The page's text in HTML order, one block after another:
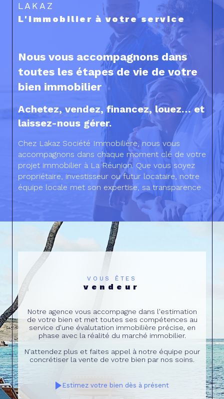
LAKAZ
L'immobilier à votre service
Nous vous accompagnons dans
toutes les étapes de vie de votre
bien immobilier
Achetez, vendez, financez, louez… et
laissez-nous gérer.
Chez Lakaz Société Immobilière, nous vous
accompagnons dans chaque moment clé de votre
projet immobilier à La Réunion. Que vous soyez
propriétaire, investisseur ou futur locataire, notre
équipe locale met son expertise, sa transparence
et sa proximité au service de votre tranquillité.
Grâce à notre approche personnalisée, nous vous
aidons à prendre les meilleures décisions pour
sécuriser, valoriser et faire évoluer votre
patrimoine. Avec Lakaz, vous bénéficiez d’un
service simple, efficace et humain, pensé pour
répondre aux besoins du marché réunionnais.
VOUS ÊTES
vendeur
Notre agence vous accompagne dans l'estimation
de votre bien et met toutes ses compétences au
service d'une évalutation immobilière précise, en
phase avec la réalité du marché immobilier.
N'attendez plus et faites appel à notre équipe pour
concrétiser la vente de votre bien par nos soins.
Estimez votre bien dès à présent